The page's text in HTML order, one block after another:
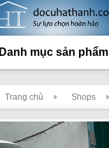
Danh mục sản phẩm
Trang chủ Shops